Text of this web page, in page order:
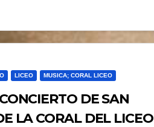
LICEO MUSICA; CORAL LICEO
DE SAN
LA CORAL DEL LICEO